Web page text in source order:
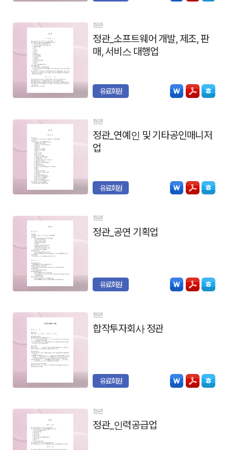
정관
정관_소프트웨어 개발, 제조, 판
매, 서비스 대행업
유료회원
정관
정관_연예인 및 기타공인매니저
업
유료회원
정관
정관_공연 기획업
유료회원
정관
합작투자회사 정관
유료회원
정관
정관_인력공급업